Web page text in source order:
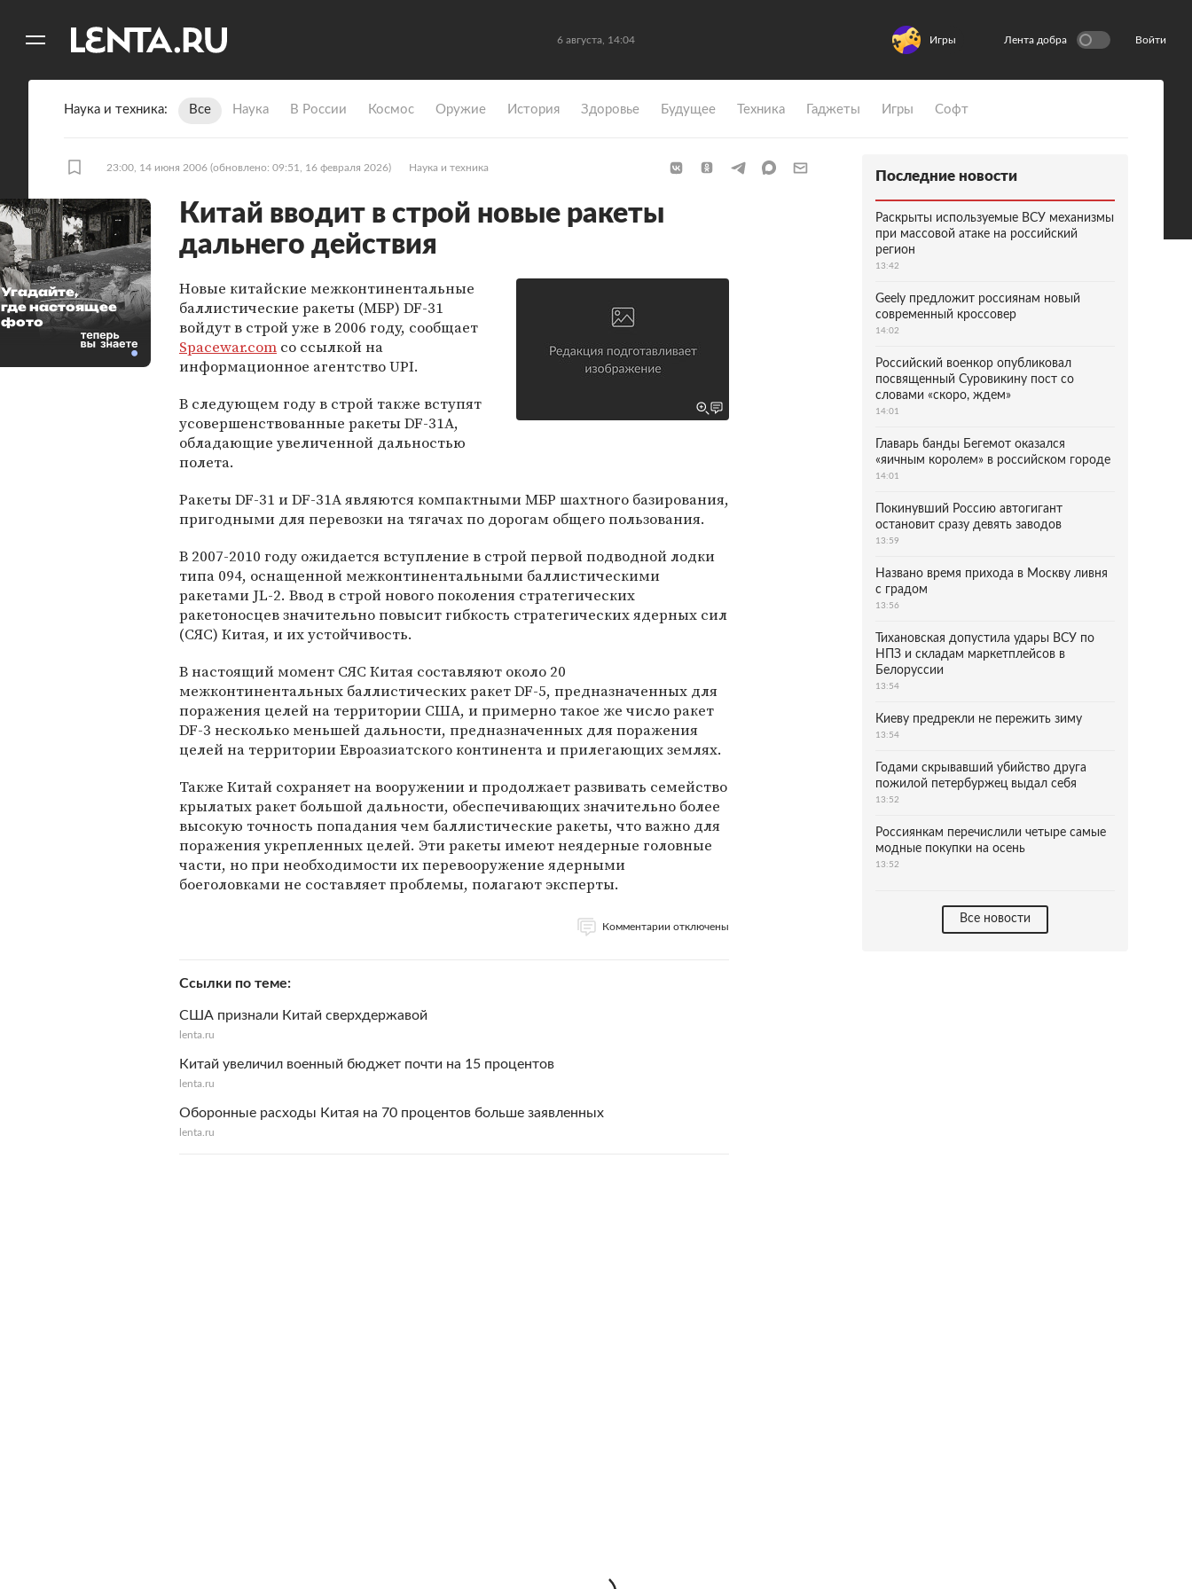
6 августа, 14:04 Игры Лента добра Войти
Наука и техника Все Наука В России Космос Оружие История Здоровье Будущее Техника Гаджеты Игры Софт
23:00, 14 июня 2006 (обновлено: 09:51, 16 февраля 2026) Наука и техника
Китай вводит в строй новые ракеты
дальнего действия
Новые китайские межконтинентальные
баллистические ракеты (МБР) DF-31
войдут в строй уже в 2006 году, сообщает
Spacewar.com со ссылкой на
информационное агентство UPI.
В следующем году в строй также вступят
усовершенствованные ракеты DF-31A,
обладающие увеличенной дальностью
полета.
Ракеты DF-31 и DF-31A являются компактными МБР шахтного базирования,
пригодными для перевозки на тягачах по дорогам общего пользования.
В 2007-2010 году ожидается вступление в строй первой подводной лодки
типа 094, оснащенной межконтинентальными баллистическими
ракетами JL-2. Ввод в строй нового поколения стратегических
ракетоносцев значительно повысит гибкость стратегических ядерных сил
(СЯС) Китая, и их устойчивость.
В настоящий момент СЯС Китая составляют около 20
межконтинентальных баллистических ракет DF-5, предназначенных для
поражения целей на территории США, и примерно такое же число ракет
DF-3 несколько меньшей дальности, предназначенных для поражения
целей на территории Евроазиатского континента и прилегающих землях.
Также Китай сохраняет на вооружении и продолжает развивать семейство
крылатых ракет большой дальности, обеспечивающих значительно более
высокую точность попадания чем баллистические ракеты, что важно для
поражения укрепленных целей. Эти ракеты имеют неядерные головные
части, но при необходимости их перевооружение ядерными
боеголовками не составляет проблемы, полагают эксперты.
Комментарии отключены
Ссылки по теме
США признали Китай сверхдержавой
lenta.ru
Китай увеличил военный бюджет почти на 15 процентов
lenta.ru
Оборонные расходы Китая на 70 процентов больше заявленных
lenta.ru
Угадайте,
где настоящее
фото
Последние новости
Раскрыты используемые ВСУ механизмы
при массовой атаке на российский
регион
13:42
Geely предложит россиянам новый
современный кроссовер
14:02
Российский военкор опубликовал
посвященный Суровикину пост со
словами «скоро, ждем»
14:01
Главарь банды Бегемот оказался
«яичным королем» в российском городе
14:01
Покинувший Россию автогигант
остановит сразу девять заводов
13:59
Названо время прихода в Москву ливня
с градом
13:56
Тихановская допустила удары ВСУ по
НПЗ и складам маркетплейсов в
Белоруссии
13:54
Киеву предрекли не пережить зиму
13:54
Годами скрывавший убийство друга
пожилой петербуржец выдал себя
13:52
Россиянкам перечислили четыре самые
модные покупки на осень
13:52
Все новости